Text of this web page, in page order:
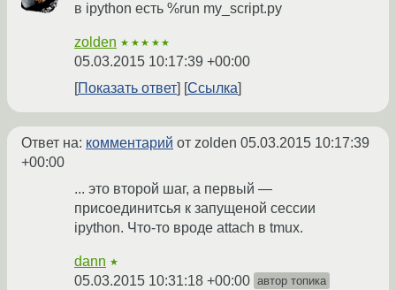
в ipython есть %run my_script.py
zolden ★★★★★
05.03.2015 10:17:39 +00:00
Показать ответ
Ссылка
Ответ на: комментарий от zolden 05.03.2015 10:17:39
+00:00
... это второй шаг, а первый —
присоединитсья к запущеной сессии
ipython. Что-то вроде attach в tmux.
dann ★
05.03.2015 10:31:18 +00:00 автор топика